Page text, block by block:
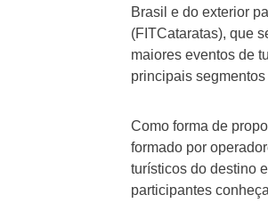
Brasil e do exterior
(FITCataratas), que
maiores eventos de
principais segmentos
Como forma de
formado por
turísticos do destino
participantes